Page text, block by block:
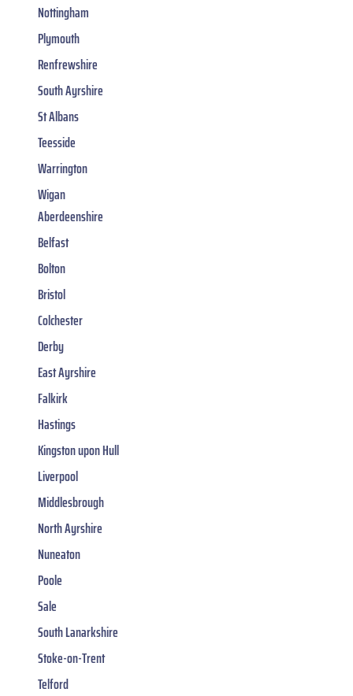
Nottingham
Plymouth
Renfrewshire
South Ayrshire
St Albans
Teesside
Warrington
Wigan
Aberdeenshire
Belfast
Bolton
Bristol
Colchester
Derby
East Ayrshire
Falkirk
Hastings
Kingston upon Hull
Liverpool
Middlesbrough
North Ayrshire
Nuneaton
Poole
Sale
South Lanarkshire
Stoke-on-Trent
Telford